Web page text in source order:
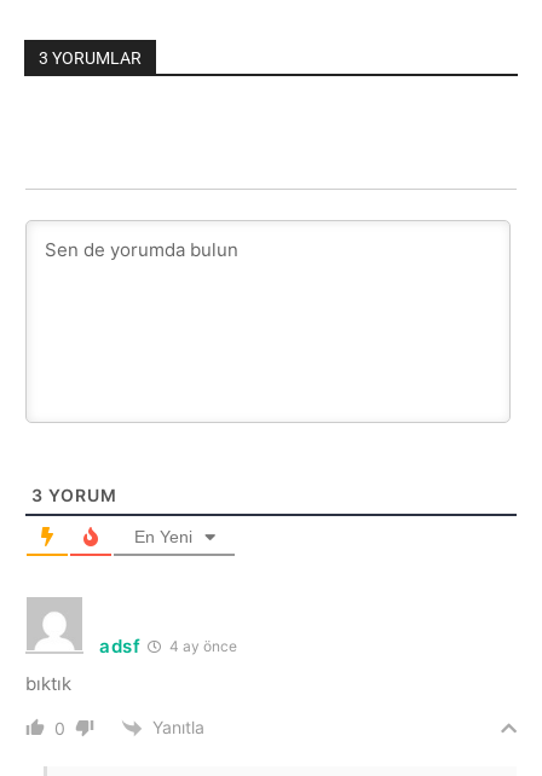
3 YORUMLAR
3 YORUM
En Yeni
adsf 4 ay önce
bıktık
0 Yanıtla